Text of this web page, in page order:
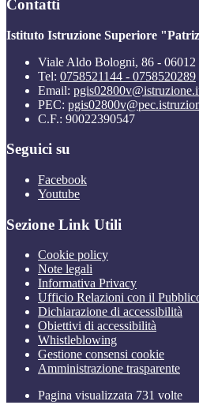
Contatti
Istituto Istruzione Superiore
Viale Aldo Bologni, 86 - 06012
Tel: 0758521144 - 0758520289
Email:
PEC:
C.F.: 90022390547
Seguici su
Facebook
Youtube
Sezione Link Utili
Cookie policy
Note legali
Informativa Privacy
Ufficio Relazioni con il
Dichiarazione di accessibilità
Obiettivi di accessibilità
Whistleblowing
Gestione consensi cookie
Amministrazione trasparente
Pagina visualizzata 731 volte